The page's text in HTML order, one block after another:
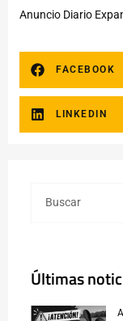
Anuncio Diario
FACEBOOK
LINKEDIN
Últimas